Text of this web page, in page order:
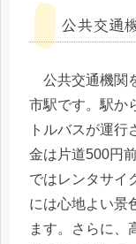
公共交通
公共交通機関
市駅です。駅か
トルバスが運
金は片道500円
ではレンタサイ
には心地よい景
ます。さらに、